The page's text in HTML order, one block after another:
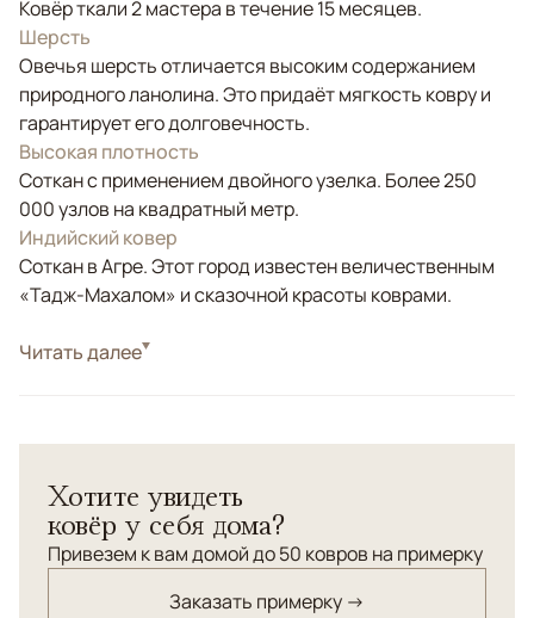
Ковёр ткали 2 мастера в течение 15 месяцев.
Шерсть
Овечья шерсть отличается высоким содержанием
природного ланолина. Это придаёт мягкость ковру и
гарантирует его долговечность.
Высокая плотность
Соткан с применением двойного узелка. Более 250
000 узлов на квадратный метр.
Индийский ковер
Соткан в Агре. Этот город известен величественным
«Тадж-Махалом» и сказочной красоты коврами.
СтильКлассические
орнамента "Биджар". Традиционно биджары
отличались яркой насыщенной цветовой палитрой,
основанной на контрастных противопоставлениях.
Читать далее
Хотите увидеть
ковёр у себя дома?
Привезем к вам домой до 50 ковров на примерку
Заказать примерку →